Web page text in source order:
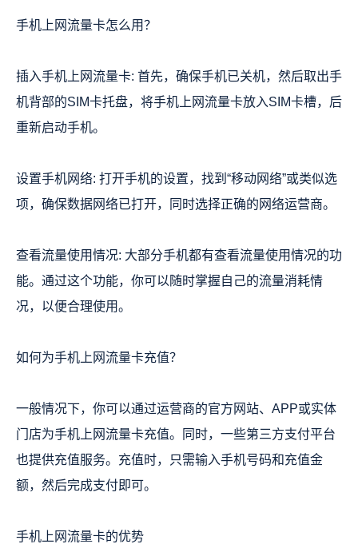
手机上网流量卡怎么用？
插入手机上网流量卡: 首先，确保手机已关机，然后取出手
机背部的SIM卡托盘，将手机上网流量卡放入SIM卡槽，后
重新启动手机。
设置手机网络: 打开手机的设置，找到“移动网络”或类似选
项，确保数据网络已打开，同时选择正确的网络运营商。
查看流量使用情况: 大部分手机都有查看流量使用情况的功
能。通过这个功能，你可以随时掌握自己的流量消耗情
况，以便合理使用。
如何为手机上网流量卡充值？
一般情况下，你可以通过运营商的官方网站、APP或实体
门店为手机上网流量卡充值。同时，一些第三方支付平台
也提供充值服务。充值时，只需输入手机号码和充值金
额，然后完成支付即可。
手机上网流量卡的优势